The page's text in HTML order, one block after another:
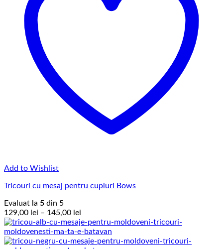
Add to Wishlist
Tricouri cu mesaj pentru cupluri Bows
Evaluat la 5 din 5
129,00 lei – 145,00 lei
de
prețuri:
129,00 lei